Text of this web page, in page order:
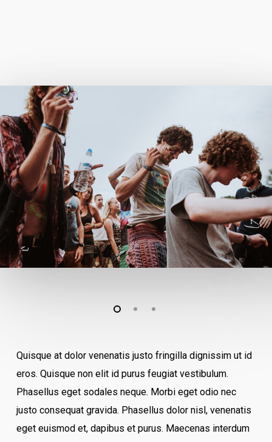
Quisque at dolor venenatis justo fringilla dignissim ut id
eros. Quisque non elit id purus feugiat vestibulum.
Phasellus eget sodales neque. Morbi eget odio nec
justo consequat gravida. Phasellus dolor nisl, venenatis
eget euismod et, dapibus et purus. Maecenas interdum